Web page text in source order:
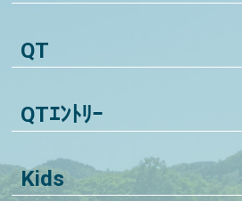
QT
QTｴﾝﾄﾘｰ
Kids